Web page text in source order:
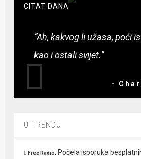
CITAT DANA
“Ah, kakvog li užasa, poći
kao i ostali svijet.”
-
U TRENDU
Free Radio: Počela isporuka